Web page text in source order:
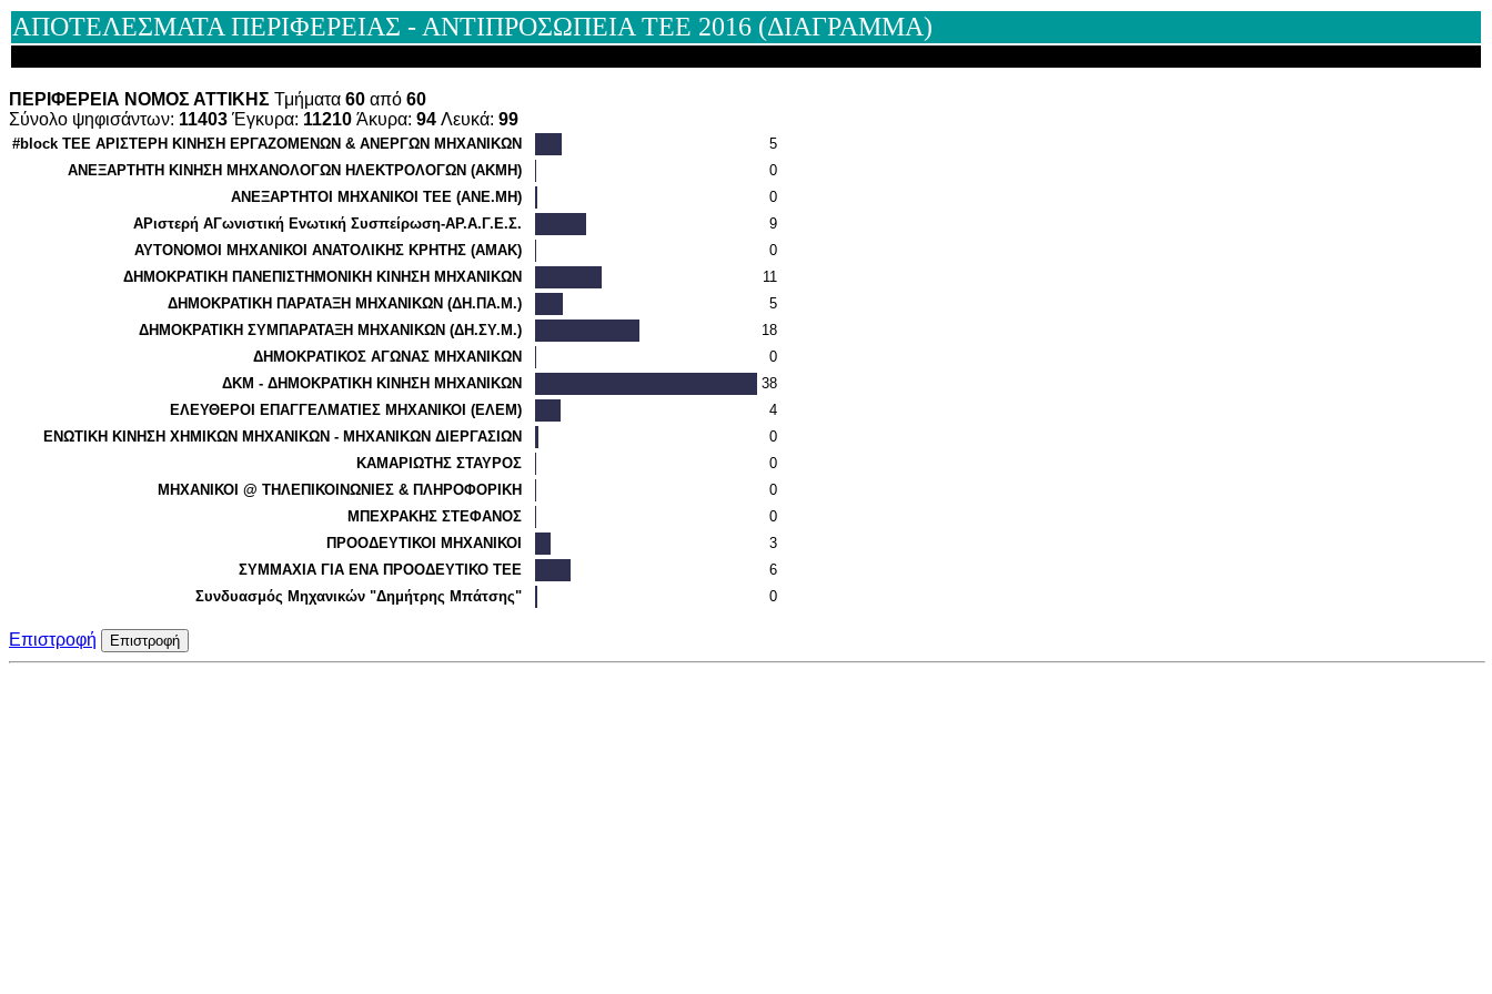
ΑΠΟΤΕΛΕΣΜΑΤΑ ΠΕΡΙΦΕΡΕΙΑΣ - ΑΝΤΙΠΡΟΣΩΠΕΙΑ ΤΕΕ 2016 (ΔΙΑΓΡΑΜΜΑ)
ΠΕΡΙΦΕΡΕΙΑ ΝΟΜΟΣ ΑΤΤΙΚΗΣ Τμήματα 60 από 60
Σύνολο ψηφισάντων: 11403 Έγκυρα: 11210 Άκυρα: 94 Λευκά: 99
#block TEE ΑΡΙΣΤΕΡΗ ΚΙΝΗΣΗ ΕΡΓΑΖΟΜΕΝΩΝ & ΑΝΕΡΓΩΝ ΜΗΧΑΝΙΚΩΝ
5
ΑΝΕΞΑΡΤΗΤΗ ΚΙΝΗΣΗ ΜΗΧΑΝΟΛΟΓΩΝ ΗΛΕΚΤΡΟΛΟΓΩΝ (ΑΚΜΗ)
0
ΑΝΕΞΑΡΤΗΤΟΙ ΜΗΧΑΝΙΚΟΙ ΤΕΕ (ΑΝΕ.ΜΗ)
0
ΑΡιστερή ΑΓωνιστική Ενωτική Συσπείρωση-ΑΡ.Α.Γ.Ε.Σ.
9
ΑΥΤΟΝΟΜΟΙ ΜΗΧΑΝΙΚΟΙ ΑΝΑΤΟΛΙΚΗΣ ΚΡΗΤΗΣ (ΑΜΑΚ)
0
ΔΗΜΟΚΡΑΤΙΚΗ ΠΑΝΕΠΙΣΤΗΜΟΝΙΚΗ ΚΙΝΗΣΗ ΜΗΧΑΝΙΚΩΝ
11
ΔΗΜΟΚΡΑΤΙΚΗ ΠΑΡΑΤΑΞΗ ΜΗΧΑΝΙΚΩΝ (ΔΗ.ΠΑ.Μ.)
5
ΔΗΜΟΚΡΑΤΙΚΗ ΣΥΜΠΑΡΑΤΑΞΗ ΜΗΧΑΝΙΚΩΝ (ΔΗ.ΣΥ.Μ.)
18
ΔΗΜΟΚΡΑΤΙΚΟΣ ΑΓΩΝΑΣ ΜΗΧΑΝΙΚΩΝ
0
ΔΚΜ - ΔΗΜΟΚΡΑΤΙΚΗ ΚΙΝΗΣΗ ΜΗΧΑΝΙΚΩΝ
38
ΕΛΕΥΘΕΡΟΙ ΕΠΑΓΓΕΛΜΑΤΙΕΣ ΜΗΧΑΝΙΚΟΙ (ΕΛΕΜ)
4
ΕΝΩΤΙΚΗ ΚΙΝΗΣΗ ΧΗΜΙΚΩΝ ΜΗΧΑΝΙΚΩΝ - ΜΗΧΑΝΙΚΩΝ ΔΙΕΡΓΑΣΙΩΝ
0
ΚΑΜΑΡΙΩΤΗΣ ΣΤΑΥΡΟΣ
0
ΜΗΧΑΝΙΚΟΙ @ ΤΗΛΕΠΙΚΟΙΝΩΝΙΕΣ & ΠΛΗΡΟΦΟΡΙΚΗ
0
ΜΠΕΧΡΑΚΗΣ ΣΤΕΦΑΝΟΣ
0
ΠΡΟΟΔΕΥΤΙΚΟΙ ΜΗΧΑΝΙΚΟΙ
3
ΣΥΜΜΑΧΙΑ ΓΙΑ ΕΝΑ ΠΡΟΟΔΕΥΤΙΚΟ ΤΕΕ
6
Συνδυασμός Μηχανικών "Δημήτρης Μπάτσης"
0
Επιστροφή